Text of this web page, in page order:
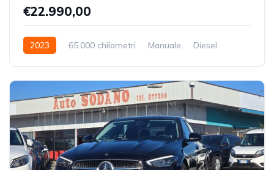
€22.990,00
2023 65.000 chilometri Manuale
Diesel